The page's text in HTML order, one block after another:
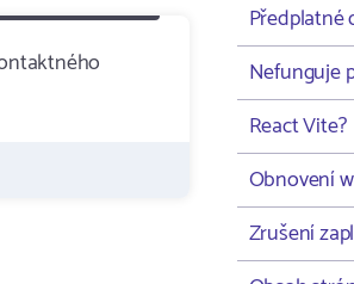
Předplatné
Nefunguje
React Vite?
Obnovení
Zrušení